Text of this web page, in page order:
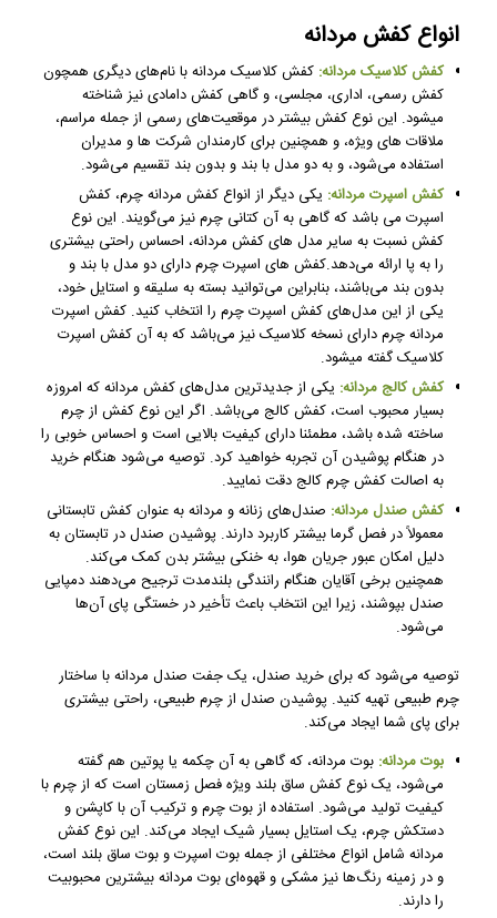
انواع کفش مردانه
کفش کلاسیک مردانه: کفش کلاسیک مردانه با نام‌های دیگری همچون
کفش رسمی، اداری، مجلسی، و گاهی کفش دامادی نیز شناخته
میشود. این نوع کفش بیشتر در موقعیت‌های رسمی از جمله مراسم،
ملاقات های ویژه، و همچنین برای کارمندان شرکت ها و مدیران
استفاده می‌شود، و به دو مدل با بند و بدون بند تقسیم می‌شود.
کفش اسپرت مردانه: یکی دیگر از انواع کفش مردانه چرم، کفش
اسپرت می باشد که گاهی به آن کتانی چرم نیز می‌گویند. این نوع
کفش نسبت به سایر مدل‌ های کفش مردانه، احساس راحتی بیشتری
را به پا ارائه می‌دهد.کفش های اسپرت چرم دارای دو مدل با بند و
بدون بند می‌باشند، بنابراین می‌توانید بسته به سلیقه و استایل خود،
یکی از این مدل‌های کفش اسپرت چرم را انتخاب کنید. کفش اسپرت
مردانه چرم دارای نسخه کلاسیک نیز می‌باشد که به آن کفش اسپرت
کلاسیک گفته میشود.
کفش کالج مردانه: یکی از جدیدترین مدل‌­های کفش مردانه که امروزه
بسیار محبوب است، کفش کالج می­‌باشد. اگر این نوع کفش از چرم
ساخته شده باشد، مطمئنا دارای کیفیت بالایی است و احساس خوبی را
در هنگام پوشیدن آن تجربه خواهید کرد. توصیه می­‌شود هنگام خرید
به اصالت کفش چرم کالج دقت نمایید.
کفش صندل مردانه: صندل‌های زنانه و مردانه به عنوان کفش تابستانی
معمولاً در فصل گرما بیشتر کاربرد دارند. پوشیدن صندل در تابستان به
دلیل امکان عبور جریان هوا، به خنکی بیشتر بدن کمک می‌کند.
همچنین برخی آقایان هنگام رانندگی بلندمدت ترجیح می‌دهند دمپایی
صندل بپوشند، زیرا این انتخاب باعث تأخیر در خستگی پای آن‌ها
می‌شود.
توصیه می‌شود که برای خرید صندل، یک جفت صندل مردانه با ساختار
چرم طبیعی تهیه کنید. پوشیدن صندل از چرم طبیعی، راحتی بیشتری
برای پای شما ایجاد می‌کند.
بوت مردانه: بوت مردانه، که گاهی به آن چکمه یا پوتین هم گفته
می‌شود، یک نوع کفش ساق بلند ویژه فصل زمستان است که از چرم با
کیفیت تولید می‌شود. استفاده از بوت چرم و ترکیب آن با کاپشن و
دستکش چرم، یک استایل بسیار شیک ایجاد می‌کند. این نوع کفش
مردانه شامل انواع مختلفی از جمله بوت اسپرت و بوت ساق بلند است،
و در زمینه رنگ‌ها نیز مشکی و قهوه‌ای بوت مردانه بیشترین محبوبیت
را دارند.